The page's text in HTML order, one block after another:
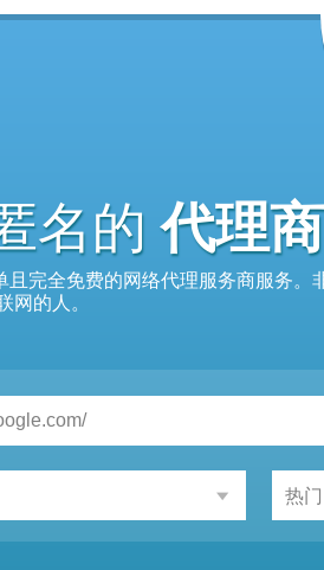
名的代理商
且完全免费的网络代理服务商服务
的人。
热